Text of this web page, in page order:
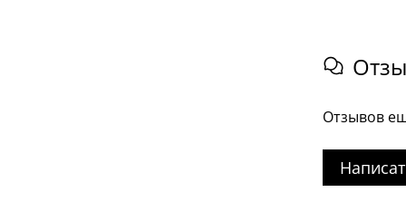
Отзывов